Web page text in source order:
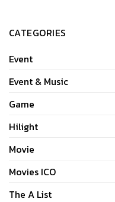
CATEGORIES
Event
Event & Music
Game
Hilight
Movie
Movies ICO
The A List